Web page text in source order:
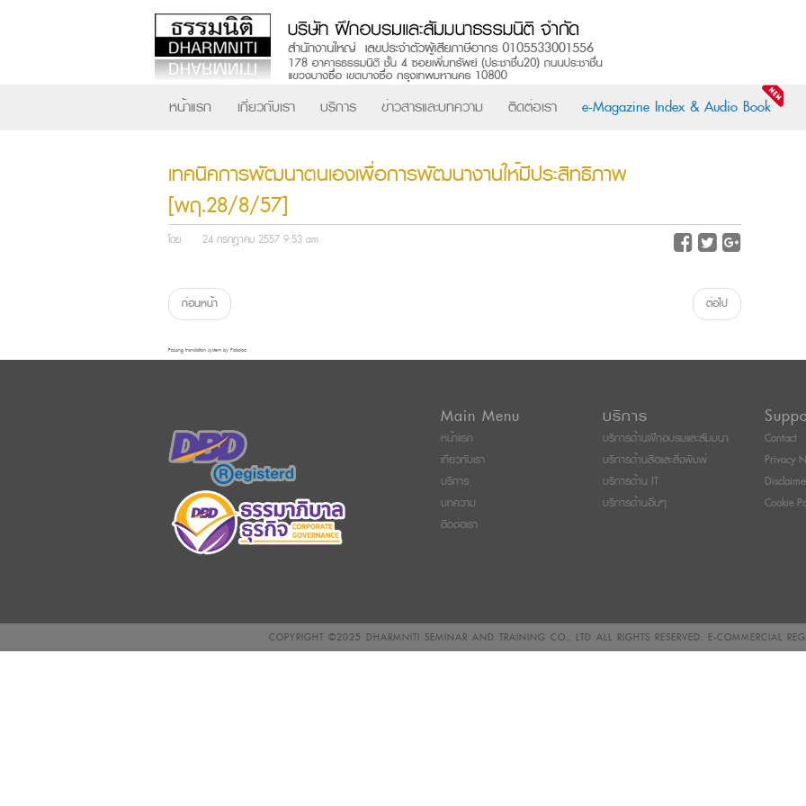
หน้าแรก เกี่ยวกับเรา บริการ ข่าวสารและบทความ ติดต่อเรา e-Magazine Index & Audio Book
เทคนิคการพัฒนาตนเองเพื่อการพัฒนางานให้มีประสิทธิภาพ
[พฤ.28/8/57]
โดย 24 กรกฎาคม 2557 9:53 am
ก่อนหน้า ต่อไป
FaLang translation system by Faboba
Main Menu
หน้าแรก
เกี่ยวกับเรา
บริการ
บทความ
ติดต่อเรา
บริการ
บริการด้านฝึกอบรมและสัมมนา
บริการด้านสื่อและสิ่งพิมพ์
บริการด้าน IT
บริการด้านอื่นๆ
Contact
Privacy
Cookie
COPYRIGHT ©2025 DHARMNITI SEMINAR AND TRAINING CO., LTD ALL RIGHTS RESERVED. E-COMMERCIAL